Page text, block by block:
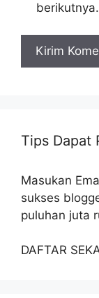
berikutnya.
Tips Dapat
Masukan
sukses
puluhan juta
DAFTAR